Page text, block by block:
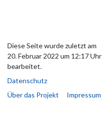
Diese Seite wurde zuletzt am
20. Februar 2022 um 12:17 Uhr
bearbeitet.
Datenschutz
Über das Projekt
Impressum